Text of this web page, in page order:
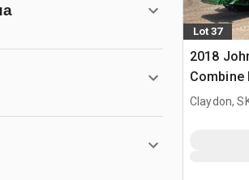
Lot 37
2018
Combine
Claydon,